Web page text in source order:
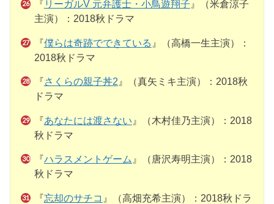
『 リーガルV 元弁護士・小鳥遊翔子 』（米倉涼子
主演）：2018秋ドラマ
『僕らは奇跡でできている 』（高橋一生主演）：
2018秋ドラマ
『さくらの親子丼2 』（真矢ミキ主演）：2018秋
ドラマ
『あなたには渡さない 』（木村佳乃主演）：2018
秋ドラマ
『ハラスメントゲーム 』（唐沢寿明主演）：2018
秋ドラマ
『忘却のサチコ 』（高畑充希主演）：2018秋ドラ